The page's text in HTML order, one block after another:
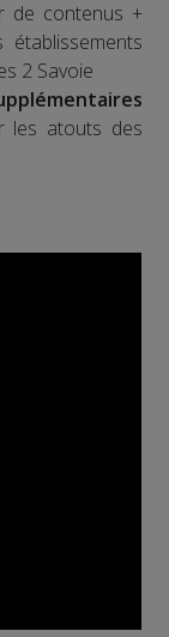
de contenus +
2 Savoie
les atouts des